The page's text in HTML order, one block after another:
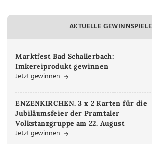
AKTUELLE GEWINNSPIELE
Marktfest Bad Schallerbach:
Imkereiprodukt gewinnen
Jetzt gewinnen
ENZENKIRCHEN. 3 x 2 Karten für die
Jubiläumsfeier der Pramtaler
Volkstanzgruppe am 22. August
Jetzt gewinnen